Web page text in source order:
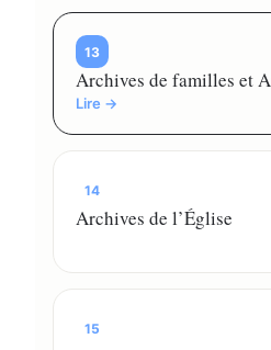
13
Archives de familles et
Lire →
14
Archives de l’Église
15